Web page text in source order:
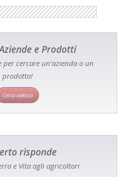
e Prodotti
per cercare un'azienda o un
prodotto!
Cerca adesso
risponde
e Vita agli agricoltori